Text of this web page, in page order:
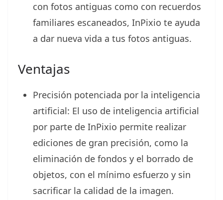
con fotos antiguas como con recuerdos
familiares escaneados, InPixio te ayuda
a dar nueva vida a tus fotos antiguas.
Ventajas
Precisión potenciada por la inteligencia
artificial: El uso de inteligencia artificial
por parte de InPixio permite realizar
ediciones de gran precisión, como la
eliminación de fondos y el borrado de
objetos, con el mínimo esfuerzo y sin
sacrificar la calidad de la imagen.